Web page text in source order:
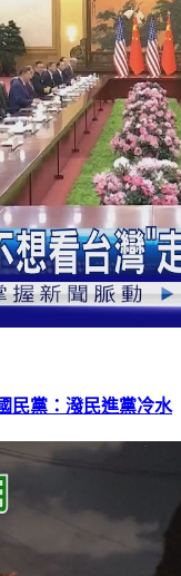
民黨：潑民進黨冷水